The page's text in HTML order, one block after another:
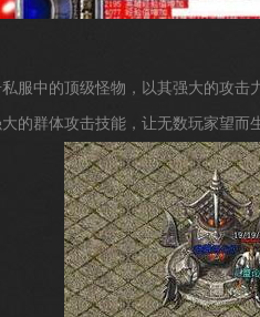
服中的顶级怪物，以其强大的攻击
的群体攻击技能，让无数玩家望而